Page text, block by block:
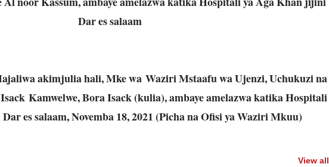
Dar es salaam
akimjulia hali, Mke wa Waziri Mstaafu wa Ujenzi, Uchukuzi na
Kamwelwe, Bora Isack (kulia), ambaye amelazwa katika Hospitali
es salaam, Novemba 18, 2021 (Picha na Ofisi ya Waziri Mkuu)
View all